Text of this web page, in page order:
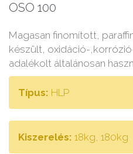
OSO 100
Magasan finomított,
készült, oxidáció-
adalékolt általánosan
Típus: HLP
Kiszerelés: 18kg, 180kg